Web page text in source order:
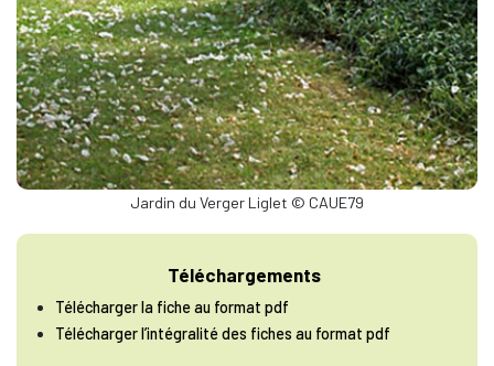
Jardin du Verger Liglet © CAUE79
Téléchargements
Télécharger la fiche au format pdf
Télécharger l’intégralité des fiches au format pdf